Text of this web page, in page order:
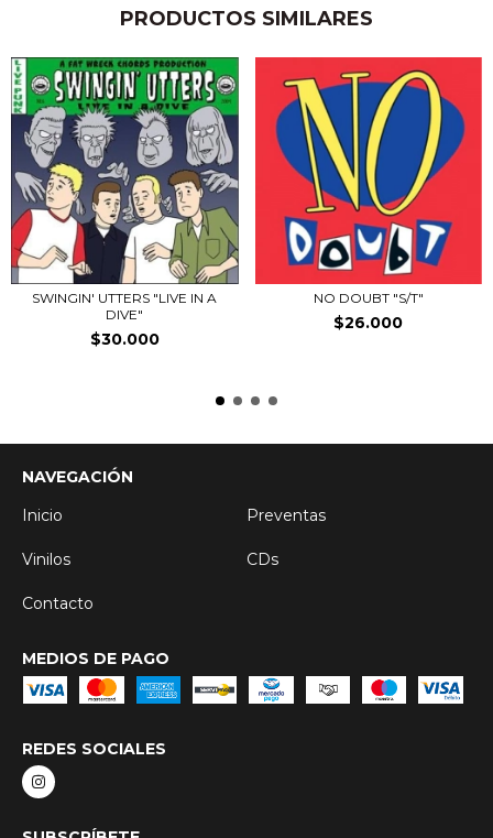
PRODUCTOS SIMILARES
SWINGIN' UTTERS "LIVE IN A
DIVE"
$30.000
NO DOUBT "S/T"
$26.000
NAVEGACIÓN
Inicio
Preventas
Vinilos CDs
Contacto
MEDIOS DE PAGO
REDES SOCIALES